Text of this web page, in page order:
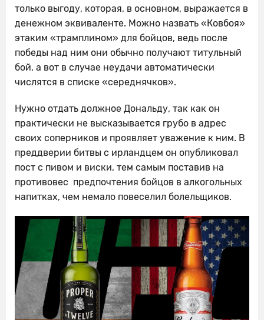
только выгоду, которая, в основном, выражается в
денежном эквиваленте. Можно назвать «Ковбоя»
этаким «трамплином» для бойцов, ведь после
победы над ним они обычно получают титульный
бой, а вот в случае неудачи автоматически
числятся в списке «середнячков».
Нужно отдать должное Дональду, так как он
практически не высказывается грубо в адрес
своих соперников и проявляет уважение к ним. В
преддверии битвы с ирландцем он опубликовал
пост с пивом и виски, тем самым поставив на
противовес предпочтения бойцов в алкогольных
напитках, чем немало повеселил болельщиков.